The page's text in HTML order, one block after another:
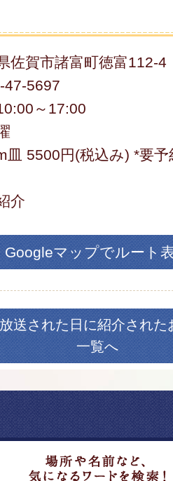
佐賀市諸富町徳富112-4
47-5697
～17:00
皿 5500円(税込み) *要予
介
Googleマップでルート
放送された日に紹介された
一覧へ